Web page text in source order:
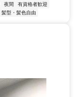
夜間
有資格者歓迎
髪型・髪色自由